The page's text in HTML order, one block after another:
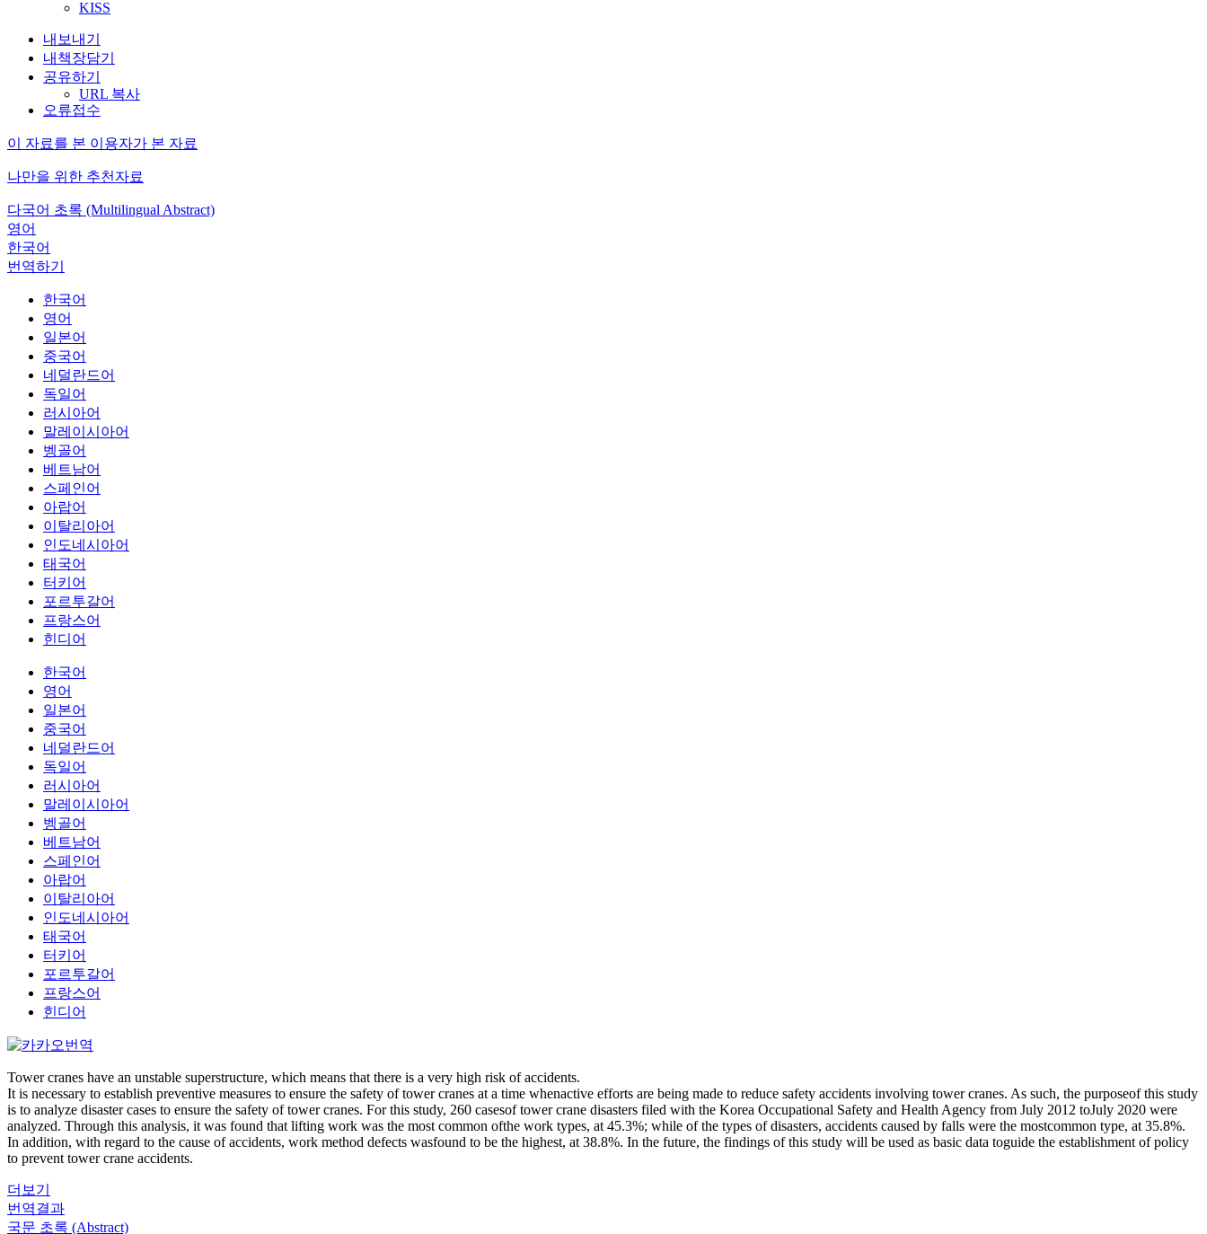
KISS
내보내기
내책장담기
공유하기
URL 복사
오류접수
이 자료를 본 이용자가 본 자료
나만을 위한 추천자료
다국어 초록 (Multilingual Abstract)
영어
한국어
번역하기
한국어
영어
일본어
중국어
네덜란드어
독일어
러시아어
말레이시아어
벵골어
베트남어
스페인어
아랍어
이탈리아어
인도네시아어
태국어
터키어
포르투갈어
프랑스어
힌디어
한국어
영어
일본어
중국어
네덜란드어
독일어
러시아어
말레이시아어
벵골어
베트남어
스페인어
아랍어
이탈리아어
인도네시아어
태국어
터키어
포르투갈어
프랑스어
힌디어
Tower cranes have an unstable superstructure, which means that there is a very high risk of accidents.
It is necessary to establish preventive measures to ensure the safety of tower cranes at a time whenactive efforts are being made to reduce safety accidents involving tower cranes. As such, the purposeof this study
is to analyze disaster cases to ensure the safety of tower cranes. For this study, 260 casesof tower crane disasters filed with the Korea Occupational Safety and Health Agency from July 2012 toJuly 2020 were
analyzed. Through this analysis, it was found that lifting work was the most common ofthe work types, at 45.3%; while of the types of disasters, accidents caused by falls were the mostcommon type, at 35.8%.
In addition, with regard to the cause of accidents, work method defects wasfound to be the highest, at 38.8%. In the future, the findings of this study will be used as basic data toguide the establishment of policy
to prevent tower crane accidents.
더보기
번역결과
국문 초록 (Abstract)